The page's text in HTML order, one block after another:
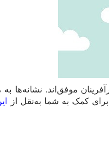
موفق‌اند.
کمک به شما به‌نقل از